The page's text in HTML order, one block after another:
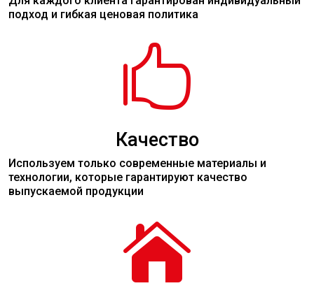
подход и гибкая ценовая политика

Качество
Используем только современные материалы и
технологии, которые гарантируют качество
выпускаемой продукции
